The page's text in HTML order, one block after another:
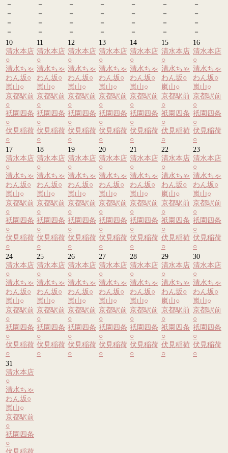
－
－
－
－
－
－
－
－
－
－
－
－
－
－
－
－
－
－
－
－
－
－
－
－
－
－
－
－
10
清水本店
○
清水ちゃ
わん坂○
嵐山○
京都駅前
○
祇園四条
○
伏見稲荷
○
11
清水本店
○
清水ちゃ
わん坂○
嵐山○
京都駅前
○
祇園四条
○
伏見稲荷
○
12
清水本店
○
清水ちゃ
わん坂○
嵐山○
京都駅前
○
祇園四条
○
伏見稲荷
○
13
清水本店
○
清水ちゃ
わん坂○
嵐山○
京都駅前
○
祇園四条
○
伏見稲荷
○
14
清水本店
○
清水ちゃ
わん坂○
嵐山○
京都駅前
○
祇園四条
○
伏見稲荷
○
15
清水本店
○
清水ちゃ
わん坂○
嵐山○
京都駅前
○
祇園四条
○
伏見稲荷
○
16
清水本店
○
清水ちゃ
わん坂○
嵐山○
京都駅前
○
祇園四条
○
伏見稲荷
○
17
清水本店
○
清水ちゃ
わん坂○
嵐山○
京都駅前
○
祇園四条
○
伏見稲荷
○
18
清水本店
○
清水ちゃ
わん坂○
嵐山○
京都駅前
○
祇園四条
○
伏見稲荷
○
19
清水本店
○
清水ちゃ
わん坂○
嵐山○
京都駅前
○
祇園四条
○
伏見稲荷
○
20
清水本店
○
清水ちゃ
わん坂○
嵐山○
京都駅前
○
祇園四条
○
伏見稲荷
○
21
清水本店
○
清水ちゃ
わん坂○
嵐山○
京都駅前
○
祇園四条
○
伏見稲荷
○
22
清水本店
○
清水ちゃ
わん坂○
嵐山○
京都駅前
○
祇園四条
○
伏見稲荷
○
23
清水本店
○
清水ちゃ
わん坂○
嵐山○
京都駅前
○
祇園四条
○
伏見稲荷
○
24
清水本店
○
清水ちゃ
わん坂○
嵐山○
京都駅前
○
祇園四条
○
伏見稲荷
○
25
清水本店
○
清水ちゃ
わん坂○
嵐山○
京都駅前
○
祇園四条
○
伏見稲荷
○
26
清水本店
○
清水ちゃ
わん坂○
嵐山○
京都駅前
○
祇園四条
○
伏見稲荷
○
27
清水本店
○
清水ちゃ
わん坂○
嵐山○
京都駅前
○
祇園四条
○
伏見稲荷
○
28
清水本店
○
清水ちゃ
わん坂○
嵐山○
京都駅前
○
祇園四条
○
伏見稲荷
○
29
清水本店
○
清水ちゃ
わん坂○
嵐山○
京都駅前
○
祇園四条
○
伏見稲荷
○
30
清水本店
○
清水ちゃ
わん坂○
嵐山○
京都駅前
○
祇園四条
○
伏見稲荷
○
31
清水本店
○
清水ちゃ
わん坂○
嵐山○
京都駅前
○
祇園四条
○